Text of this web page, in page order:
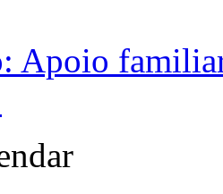
Apoio